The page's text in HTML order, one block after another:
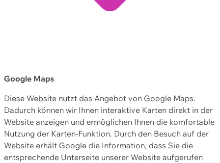
Google Maps
Diese Website nutzt das Angebot von Google Maps.
Dadurch können wir Ihnen interaktive Karten direkt in der
Website anzeigen und ermöglichen Ihnen die komfortable
Nutzung der Karten-Funktion. Durch den Besuch auf der
Website erhält Google die Information, dass Sie die
entsprechende Unterseite unserer Website aufgerufen